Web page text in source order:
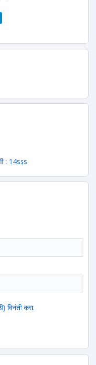
: 14sss
विनंती करा.